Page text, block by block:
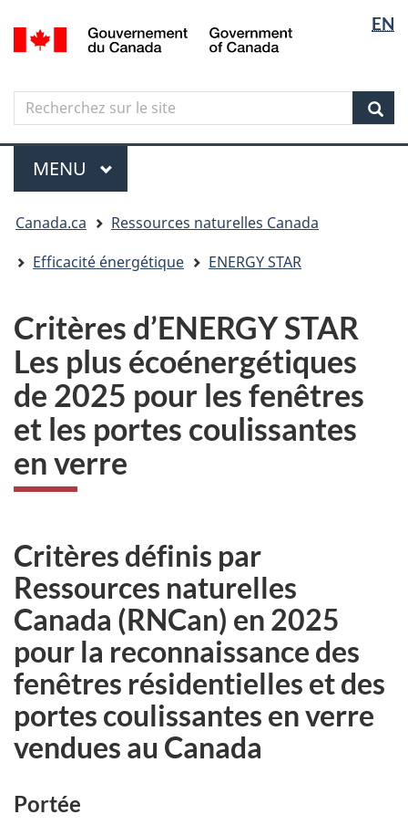
Aller
au
principal
Skip
to
government"
Passer
à
version
simplifiée
langue
EN
Canada
Search
Recherchez
sur
le
site
Menu
MENU PRINCIPAL
êtes
ici
Canada.ca
Ressources naturelles Canada
Efficacité énergétique
ENERGY STAR
Critères d’ENERGY STAR
Les plus écoénergétiques
de 2025 pour les fenêtres
et les portes coulissantes
en verre
Critères définis par
Ressources naturelles
Canada (RNCan) en 2025
pour la reconnaissance des
fenêtres résidentielles et des
portes coulissantes en verre
vendues au Canada
Portée